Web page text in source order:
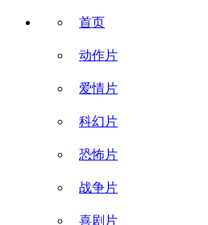
首页
动作片
爱情片
科幻片
恐怖片
战争片
喜剧片